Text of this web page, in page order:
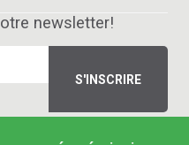
newsletter!